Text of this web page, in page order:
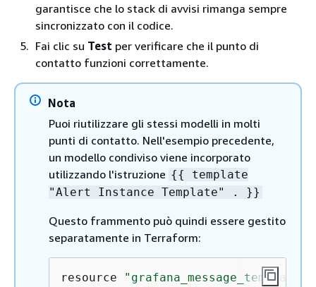
garantisce che lo stack di avvisi rimanga sempre
sincronizzato con il codice.
Fai clic su Test per verificare che il punto di
contatto funzioni correttamente.
Nota
Puoi riutilizzare gli stessi modelli in molti
punti di contatto. Nell'esempio precedente,
un modello condiviso viene incorporato
utilizzando l'istruzione {{
template
"Alert Instance Template" . }}
Questo frammento può quindi essere gestito
separatamente in Terraform:
resource "grafana_message_template"